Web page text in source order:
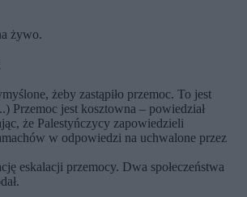
żywo.
żeby zastąpiło przemoc. To jest
Przemoc jest kosztowna – powiedział
że Palestyńczycy zapowiedzieli
w odpowiedzi na uchwalone przez
eskalacji przemocy. Dwa społeczeństwa